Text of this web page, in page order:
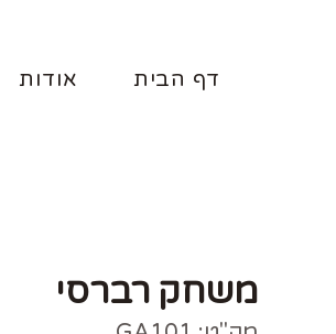
דף הבית אודות
משחק רברסי